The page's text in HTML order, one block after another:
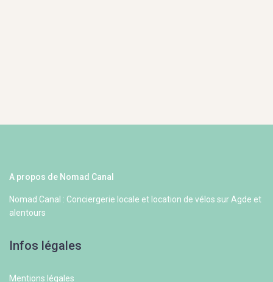
A propos de Nomad Canal
Nomad Canal : Conciergerie locale et location de vélos sur Agde et
alentours
Infos légales
Mentions légales